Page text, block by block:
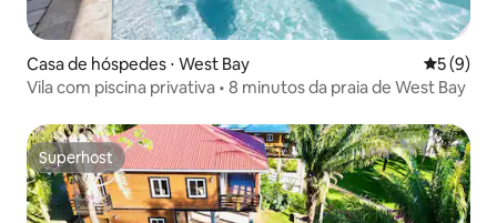
Casa de hóspedes ⋅ West Bay 5 de
5 (9)
Vila com piscina privativa • 8 minutos da praia de West Bay
Superhost
Superhost